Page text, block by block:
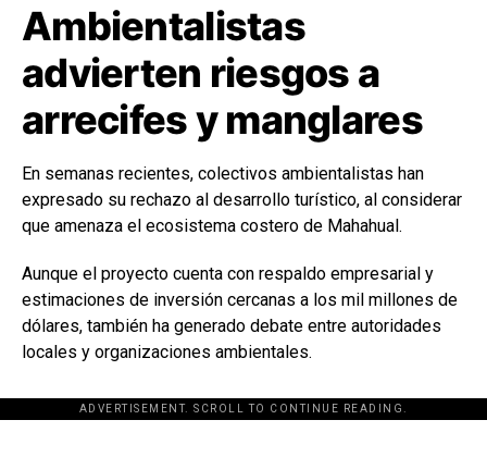
Ambientalistas
advierten riesgos a
arrecifes y manglares
En semanas recientes, colectivos ambientalistas han
expresado su rechazo al desarrollo turístico, al considerar
que amenaza el ecosistema costero de Mahahual.
Aunque el proyecto cuenta con respaldo empresarial y
estimaciones de inversión cercanas a los mil millones de
dólares, también ha generado debate entre autoridades
locales y organizaciones ambientales.
ADVERTISEMENT. SCROLL TO CONTINUE READING.
[adsforwp id="243463"]